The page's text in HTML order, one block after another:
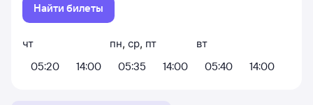
Найти билеты
чт
05:20
14:00
пн, ср, пт
05:35
14:00
вт
05:40
14:00